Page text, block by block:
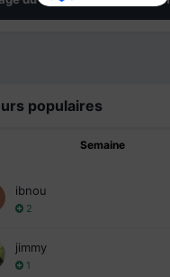
populaires
Semaine
ibnou
2
jimmy
1